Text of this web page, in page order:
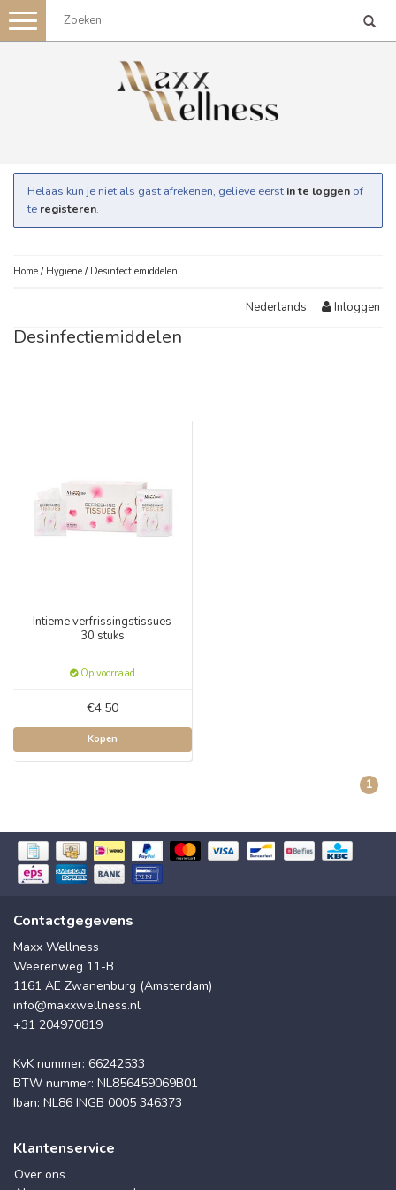
Toggle
navigation
Helaas kun je niet als gast afrekenen, gelieve eerst in te loggen of
te registeren.
Home / Hygiëne / Desinfectiemiddelen
Nederlands Inloggen
Desinfectiemiddelen
Intieme verfrissingstissues
30 stuks
Op voorraad
€4,50
Kopen
1
Contactgegevens
Maxx Wellness
Weerenweg 11-B
1161 AE Zwanenburg (Amsterdam)
info@maxxwellness.nl
+31 204970819
KvK nummer: 66242533
BTW nummer: NL856459069B01
Iban: NL86 INGB 0005 346373
Klantenservice
Over ons